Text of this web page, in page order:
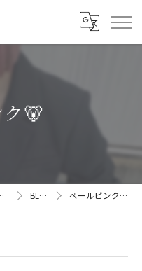
ク🐻
CREA BLOG ペールピンク🐻